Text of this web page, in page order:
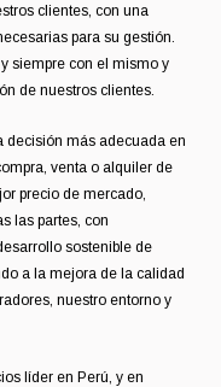
clientes, con una
para su gestión.
siempre con el mismo y
de nuestros clientes.
decisión más adecuada en
venta o alquiler de
precio de mercado,
las partes, con
sostenible de
a la mejora de la calidad
nuestro entorno y
líder en Perú, y en